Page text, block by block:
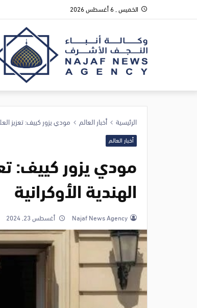
الخميس , 6 أغسطس 2026
الرئيسية أخبار العالم مودي يزور كييف: تعزيز
أخبار العالم
مودي يزور كييف:
الهندية الأوكرانية
Najaf News Agency أغسطس 23, 2024